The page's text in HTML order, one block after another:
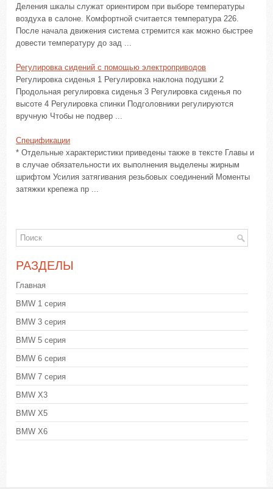
Деления шкалы служат ориентиром при выборе температуры
воздуха в салоне. Комфортной считается температура 226.
После начала движения система стремится как можно быстрее
довести температуру до зад ...
Регулировка сидений с помощью электроприводов
Регулировка сиденья 1 Регулировка наклона подушки 2
Продольная регулировка сиденья 3 Регулировка сиденья по
высоте 4 Регулировка спинки Подголовники регулируются
вручную Чтобы не подвер ...
Спецификации
* Отдельные характеристики приведены также в тексте Главы и
в случае обязательности их выполнения выделены жирным
шрифтом Усилия затягивания резьбовых соединений Моменты
затяжки крепежа пр ...
РАЗДЕЛЫ
Главная
BMW 1 серия
BMW 3 серия
BMW 5 серия
BMW 6 серия
BMW 7 серия
BMW X3
BMW X5
BMW X6